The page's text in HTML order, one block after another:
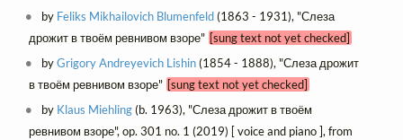
by Feliks Mikhailovich Blumenfeld(1863 - 1931), "Слеза
дрожит в твоём ревнивом взоре" [sung text not yet checked]
byGrigory Andreyevich Lishin(1854 - 1888), "Слеза дрожит
в твоём ревнивом взоре" [sung text not yet checked]
by Klaus Miehling(b. 1963), "Слеза дрожит в твоём
ревнивом взоре", op. 301 no. 1 (2019) [ voice and piano ], from